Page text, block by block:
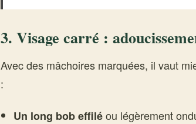
3. Visage carré :
Avec des mâchoires marquées, il vaut
:
Un long bob effiléou légèrement